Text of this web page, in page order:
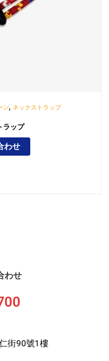
ン, ネックストラップ
ラップ
わせ
わせ
街90號1樓